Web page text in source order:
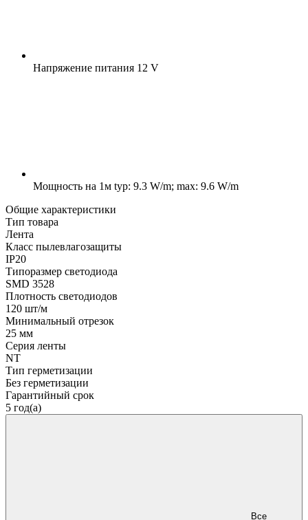
Напряжение питания 12 V
Мощность на 1м typ: 9.3 W/m; max: 9.6 W/m
Общие характеристики
Тип товара
Лента
Класс пылевлагозащиты
IP20
Типоразмер светодиода
SMD 3528
Плотность светодиодов
120 шт/м
Минимальный отрезок
25 мм
Серия ленты
NT
Тип герметизации
Без герметизации
Гарантийный срок
5 год(а)